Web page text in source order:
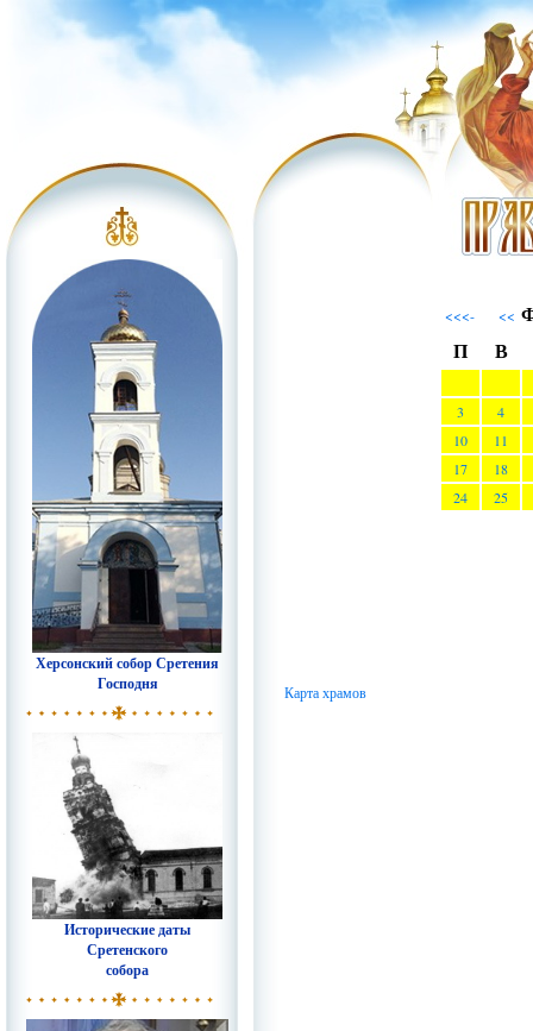
Херсонский собор Сретения
Господня
Исторические даты
Сретенского
собора
<<<- <<
П
В
3
4
10
11
17
18
24
25
Карта храмов